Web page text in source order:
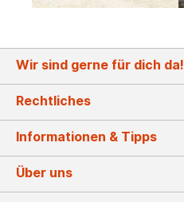
Wir sind gerne für dich da!
Rechtliches
Informationen & Tipps
Über uns